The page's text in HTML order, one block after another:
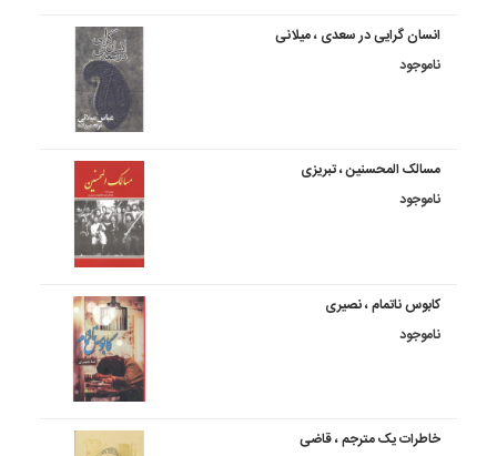
انسان گرایی در سعدی ، میلانی
ناموجود
مسالک المحسنین ، تبریزی
ناموجود
کابوس ناتمام ، نصیری
ناموجود
خاطرات یک مترجم ، قاضی